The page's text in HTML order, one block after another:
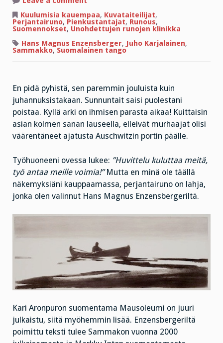
kysyy:
näinkö
näet
juhannuspäivän
aamun?
Kuulumisia kauempaa, Kuvataiteilijat,
Perjantairuno, Pienkustantajat, Runous,
Suomennokset, Unohdettujen runojen klinikka
Hans Magnus Enzensberger, Juho Karjalainen,
Sammakko,Suomalainen tango
En pidä pyhistä, sen paremmin jouluista kuin
juhannuksistakaan. Sunnuntait saisi puolestani
poistaa. Kyllä arki on ihmisen parasta aikaa! Kuittaisin
asian kolmen sanan lauseella, elleivät murhaajat olisi
väärentäneet ajatusta Auschwitzin portin päälle.
Työhuoneeni ovessa lukee: ”Huvittelu kuluttaa meitä,
työ antaa meille voimia!”Mutta en minä ole täällä
näkemyksiäni kauppaamassa, perjantairuno on lahja,
jonka olen valinnut Hans Magnus Enzensbergeriltä.
Kari Aronpuron suomentama Mausoleumi on juuri
julkaistu, siitä myöhemmin lisää. Enzensbergeriltä
poimittu teksti tulee Sammakon vuonna 2000